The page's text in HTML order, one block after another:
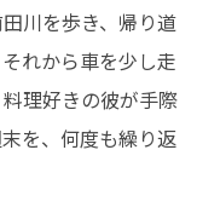
川を歩き、帰り道
れから車を少し走
理好きの彼が手際
末を、何度も繰り返